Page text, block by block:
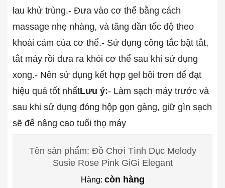
lau khử trùng.- Đưa vào cơ thể bằng cách
massage nhẹ nhàng, và tăng dần tốc độ theo
khoái cảm của cơ thể.- Sử dụng công tắc bật tắt,
tắt máy rồi đưa ra khỏi cơ thể sau khi sử dụng
xong.- Nên sử dụng kết hợp gel bôi trơn để đạt
hiệu quả tốt nhấtLưu ý:- Làm sạch máy trước và
sau khi sử dụng đóng hộp gọn gàng, giữ gìn sạch
sẽ để nâng cao tuổi thọ máy
Tên sản phẩm: Đồ Chơi Tình Dục Melody
Susie Rose Pink GiGi Elegant
Hàng: còn hàng